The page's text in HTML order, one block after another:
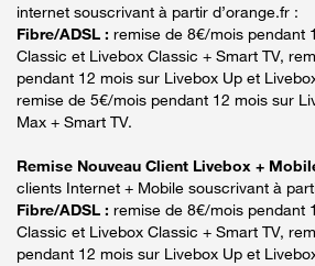
internet souscrivant à partir d’orange.fr :
Fibre/ADSL : remise de 8€/mois pendant
Classic et Livebox Classic + Smart TV,
pendant 12 mois sur Livebox Up et
remise de 5€/mois pendant 12 mois sur
Max + Smart TV.
Remise Nouveau Client Livebox +
clients Internet + Mobile souscrivant à
Fibre/ADSL : remise de 8€/mois pendant
Classic et Livebox Classic + Smart TV,
pendant 12 mois sur Livebox Up et